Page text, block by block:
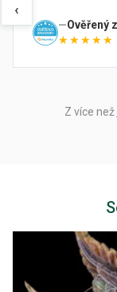
‹
Ověřený
★★★★★
Z více než